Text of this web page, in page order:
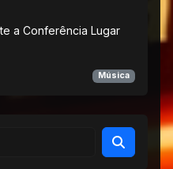
a Conferência Lugar
Música